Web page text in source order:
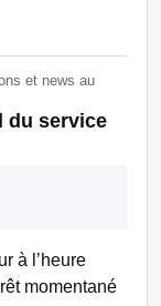
et news au
du service
à l’heure
momentané